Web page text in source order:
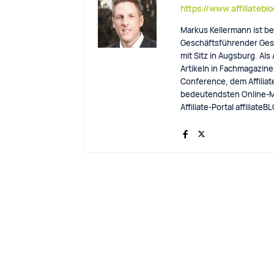
https://
Markus Kellermann ist
Geschäftsführender
mit Sitz in Augsburg.
Artikeln in
Conference, dem
bedeutendsten Online-
Affiliate-Portal